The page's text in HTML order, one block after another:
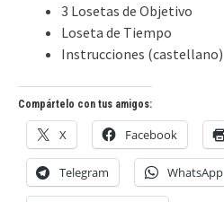
3 Losetas de Objetivo
Loseta de Tiempo
Instrucciones (castellano)
Compártelo con tus amigos:
X Facebook
Telegram WhatsApp